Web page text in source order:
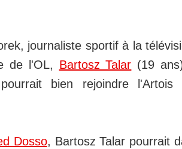
journaliste sportif à la
de l'OL, Bartosz Talar (19
pourrait bien rejoindre
Dosso, Bartosz Talar pourrait